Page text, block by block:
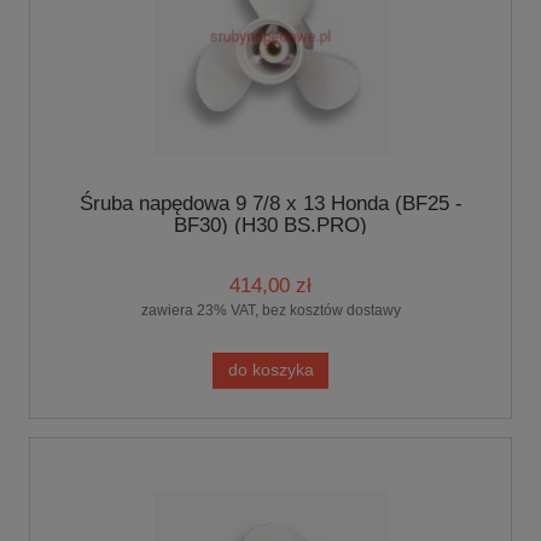
Śruba napędowa 9 7/8 x 13 Honda (BF25 -
BF30) (H30 BS.PRO)
414,00 zł
zawiera 23% VAT, bez kosztów dostawy
do koszyka